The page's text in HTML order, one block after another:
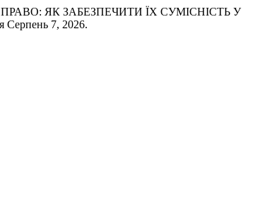
ЯК ЗАБЕЗПЕЧИТИ ЇХ СУМІСНІСТЬ У
Серпень 7, 2026.